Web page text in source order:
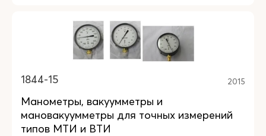
1844-15 2015
Манометры, вакуумметры и
мановакуумметры для точных измерений
типов МТИ и ВТИ